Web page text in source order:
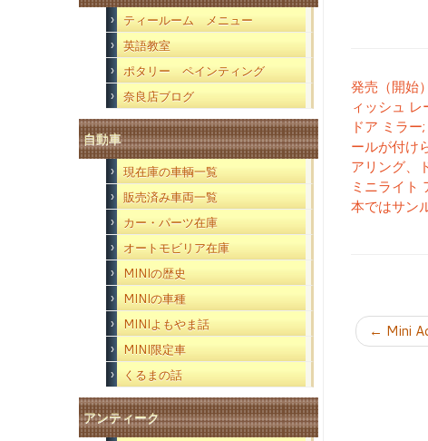
ティールーム メニュー
英語教室
ポタリー ペインティング
奈良店ブログ
自動車
現在庫の車輌一覧
販売済み車両一覧
カー・パーツ在庫
オートモビリア在庫
MINIの歴史
MINIの車種
MINIよもやま話
MINI限定車
くるまの話
アンティーク
発売（開始
ィッシュ
ドア ミラ
ールが付け
アリング、
ミニライト
本ではサン
← Mini